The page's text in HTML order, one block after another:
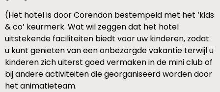
(Het hotel is door Corendon bestempeld met het ‘kids
& co’ keurmerk. Wat wil zeggen dat het hotel
uitstekende faciliteiten biedt voor uw kinderen, zodat
u kunt genieten van een onbezorgde vakantie terwijl u
kinderen zich uiterst goed vermaken in de mini club of
bij andere activiteiten die georganiseerd worden door
het animatieteam.